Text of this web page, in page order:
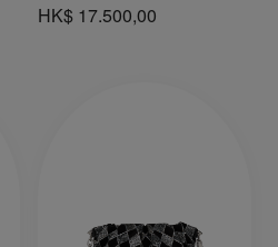
HK$ 17.500,00